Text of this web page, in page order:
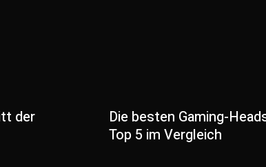
der
Die besten Gaming-
Top 5 im Vergleich